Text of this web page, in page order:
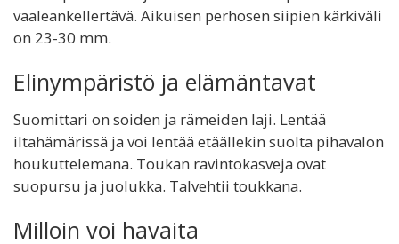
vaaleankellertävä. Aikuisen perhosen siipien kärkiväli
on 23-30 mm.
Elinympäristö ja elämäntavat
Suomittari on soiden ja rämeiden laji. Lentää
iltahämärissä ja voi lentää etäällekin suolta pihavalon
houkuttelemana. Toukan ravintokasveja ovat
suopursu ja juolukka. Talvehtii toukkana.
Milloin voi havaita